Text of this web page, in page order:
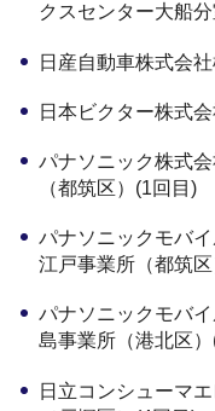
クスセンター大船
日産自動車株式会
日本ビクター株式
パナソニック株式
（都筑区）(1回目)
パナソニックモバ
江戸事業所（都筑
パナソニックモバ
島事業所（港北区
日立コンシューマ